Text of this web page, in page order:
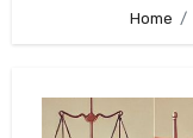
Home